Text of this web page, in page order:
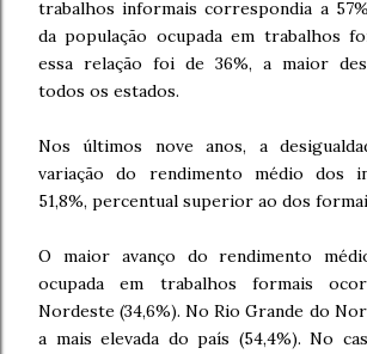
trabalhos informais correspondia a
da população ocupada em trabalhos
essa relação foi de 36%, a maior
todos os estados.
Nos últimos nove anos, a
variação do rendimento médio dos
51,8%, percentual superior ao dos
O maior avanço do rendimento
ocupada em trabalhos formais
Nordeste (34,6%). No Rio Grande do
a mais elevada do país (54,4%). No